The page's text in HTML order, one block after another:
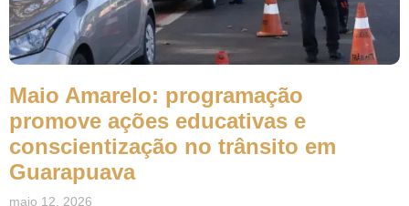
Maio Amarelo: programação
promove ações educativas e
conscientização no trânsito em
Guarapuava
maio 12, 2026